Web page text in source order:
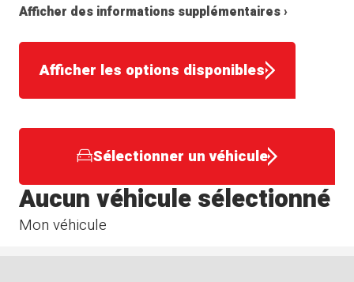
Afficher des informations supplémentaires ›
Afficher les options disponibles
Sélectionner un véhicule
Mon véhicule
Aucun véhicule sélectionné